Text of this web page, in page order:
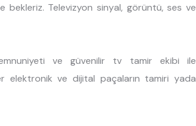
bekleriz. Televizyon sinyal, görüntü, ses ve
ve güvenilir tv tamir ekibi ile
elektronik ve dijital paçaların tamiri yada